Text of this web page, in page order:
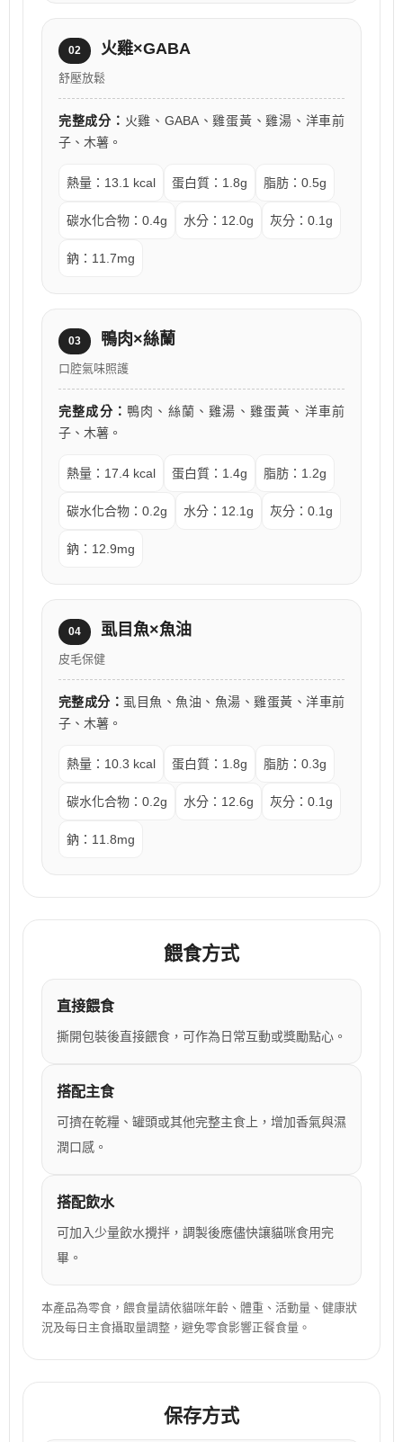
02 火雞×GABA
舒壓放鬆
完整成分： 火雞、GABA、雞蛋黃、雞湯、洋車前
子、木薯。
熱量：13.1 kcal 蛋白質：1.8g 脂肪：0.5g
碳水化合物：0.4g 水分：12.0g 灰分：0.1g
鈉：11.7mg
03 鴨肉×絲蘭
口腔氣味照護
完整成分： 鴨肉、絲蘭、雞湯、雞蛋黃、洋車前
子、木薯。
熱量：17.4 kcal 蛋白質：1.4g 脂肪：1.2g
碳水化合物：0.2g 水分：12.1g 灰分：0.1g
鈉：12.9mg
04 虱目魚×魚油
皮毛保健
完整成分： 虱目魚、魚油、魚湯、雞蛋黃、洋車前
子、木薯。
熱量：10.3 kcal 蛋白質：1.8g 脂肪：0.3g
碳水化合物：0.2g 水分：12.6g 灰分：0.1g
鈉：11.8mg
餵食方式
直接餵食
撕開包裝後直接餵食，可作為日常互動或獎勵點心。
搭配主食
可擠在乾糧、罐頭或其他完整主食上，增加香氣與濕
潤口感。
搭配飲水
可加入少量飲水攪拌，調製後應儘快讓貓咪食用完
畢。
本產品為零食，餵食量請依貓咪年齡、體重、活動量、健康狀
況及每日主食攝取量調整，避免零食影響正餐食量。
保存方式